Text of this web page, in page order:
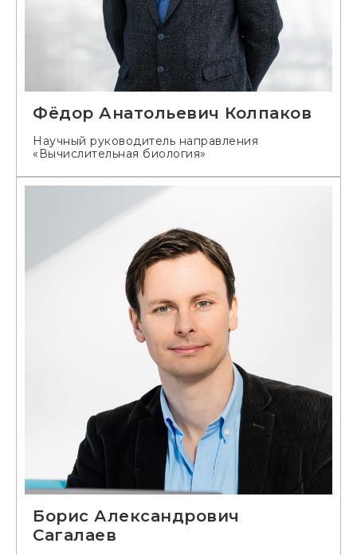
Фёдор Анатольевич Колпаков
Научный руководитель направления
«Вычислительная биология»
Борис Александрович
Сагалаев